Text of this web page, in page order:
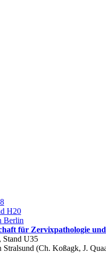
H20
Berlin
für Zervixpathologie
Stand U35
Stralsund (Ch. Koßagk, J.